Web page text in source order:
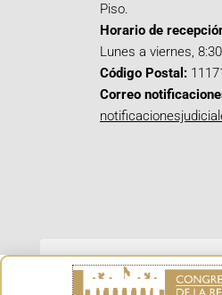
Piso.
Horario de
Lunes a viernes,
Código Postal:
Correo